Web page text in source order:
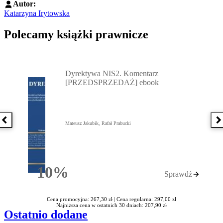
Autor:
Katarzyna Irytowska
Polecamy książki prawnicze
Poprzednia książka
10%Rabatu
Dyrektywa NIS2. Komentarz
[PRZEDSPRZEDAŻ] ebook
Mateusz Jakubik, Rafał Prabucki
Sprawdź
Cena promocyjna: 267,30 zł | Cena regularna: 297,00 zł
Najniższa cena w ostatnich 30 dniach: 207,90 zł
Ostatnio dodane